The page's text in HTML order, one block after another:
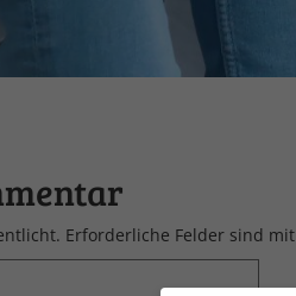
Erforderliche Felder sind mit